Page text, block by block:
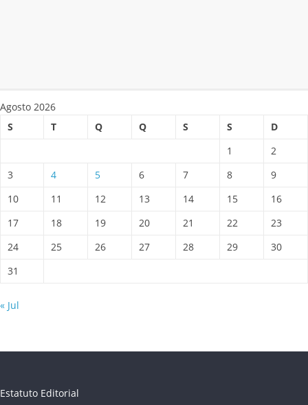
Agosto 2026
S
T Q Q S S
D
1
2
3
4 5 6 7 8
9
10
11 12 13 14 15
16
17
18 19 20 21 22
23
24
25 26 27 28 29
30
31
« Jul
Estatuto Editorial